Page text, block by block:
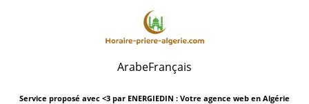
ArabeFrançais
Service proposé avec <3 par ENERGIEDIN : Votre agence web en Algérie